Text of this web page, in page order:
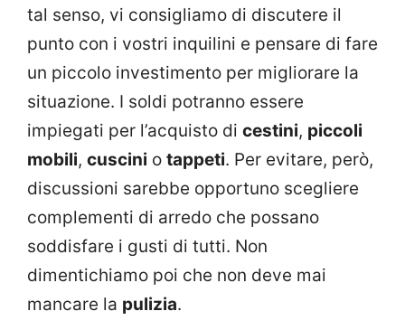
tal senso, vi consigliamo di discutere il
punto con i vostri inquilini e pensare di fare
un piccolo investimento per migliorare la
situazione. I soldi potranno essere
impiegati per l’acquisto di cestini, piccoli
mobili, cuscini o tappeti. Per evitare, però,
discussioni sarebbe opportuno scegliere
complementi di arredo che possano
soddisfare i gusti di tutti. Non
dimentichiamo poi che non deve mai
mancare la pulizia.